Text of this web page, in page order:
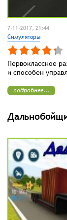
7-11-2017, 21:44
Симуляторы
Первоклассное
и способен
подробнее...